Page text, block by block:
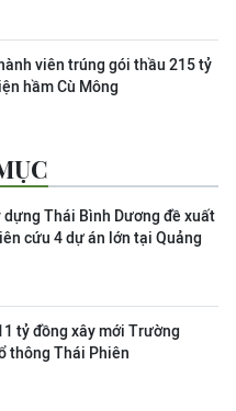
viên trúng gói thầu 215 tỷ
hầm Cù Mông
dựng Thái Bình Dương đề xuất
cứu 4 dự án lớn tại Quảng
tỷ đồng xây mới Trường
thông Thái Phiên